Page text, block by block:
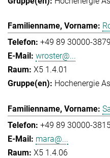
+49 89 30000-3879
wroster@...
X5 1.4.01
Hochenergie
+49 89 30000-
mara@...
X5 1.4.06